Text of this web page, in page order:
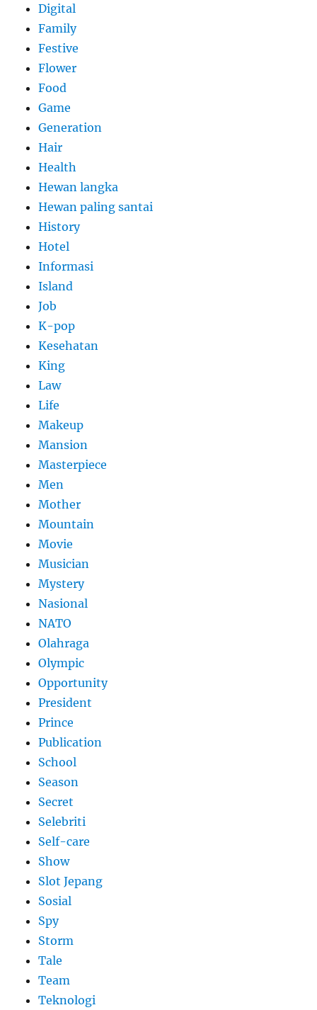
Digital
Family
Festive
Flower
Food
Game
Generation
Hair
Health
Hewan langka
Hewan paling santai
History
Hotel
Informasi
Island
Job
K-pop
Kesehatan
King
Law
Life
Makeup
Mansion
Masterpiece
Men
Mother
Mountain
Movie
Musician
Mystery
Nasional
NATO
Olahraga
Olympic
Opportunity
President
Prince
Publication
School
Season
Secret
Selebriti
Self-care
Show
Slot Jepang
Sosial
Spy
Storm
Tale
Team
Teknologi